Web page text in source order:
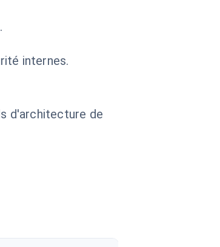
internes.
d'architecture de